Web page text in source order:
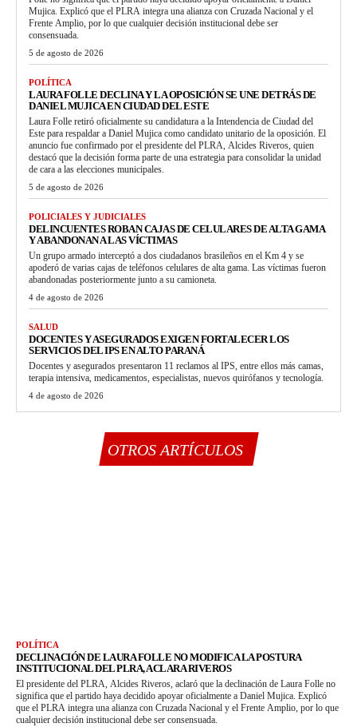
Mujica. Explicó que el PLRA integra una alianza con Cruzada Nacional y el
Frente Amplio, por lo que cualquier decisión institucional debe ser
consensuada.
5 de agosto de 2026
POLÍTICA
LAURA FOLLE DECLINA Y LA OPOSICIÓN SE UNE DETRÁS DE
DANIEL MUJICA EN CIUDAD DEL ESTE
Laura Folle retiró oficialmente su candidatura a la Intendencia de Ciudad del
Este para respaldar a Daniel Mujica como candidato unitario de la oposición. El
anuncio fue confirmado por el presidente del PLRA, Alcides Riveros, quien
destacó que la decisión forma parte de una estrategia para consolidar la unidad
de cara a las elecciones municipales.
5 de agosto de 2026
POLICIALES Y JUDICIALES
DELINCUENTES ROBAN CAJAS DE CELULARES DE ALTA GAMA
Y ABANDONAN A LAS VÍCTIMAS
Un grupo armado interceptó a dos ciudadanos brasileños en el Km 4 y se
apoderó de varias cajas de teléfonos celulares de alta gama. Las víctimas fueron
abandonadas posteriormente junto a su camioneta.
4 de agosto de 2026
SALUD
DOCENTES Y ASEGURADOS EXIGEN FORTALECER LOS
SERVICIOS DEL IPS EN ALTO PARANÁ
Docentes y asegurados presentaron 11 reclamos al IPS, entre ellos más camas,
terapia intensiva, medicamentos, especialistas, nuevos quirófanos y tecnología.
4 de agosto de 2026
OTROS ARTÍCULOS
POLÍTICA
DECLINACIÓN DE LAURA FOLLE NO MODIFICA LA POSTURA
INSTITUCIONAL DEL PLRA, ACLARA RIVEROS
El presidente del PLRA, Alcides Riveros, aclaró que la declinación de Laura Folle no
significa que el partido haya decidido apoyar oficialmente a Daniel Mujica. Explicó
que el PLRA integra una alianza con Cruzada Nacional y el Frente Amplio, por lo que
cualquier decisión institucional debe ser consensuada.